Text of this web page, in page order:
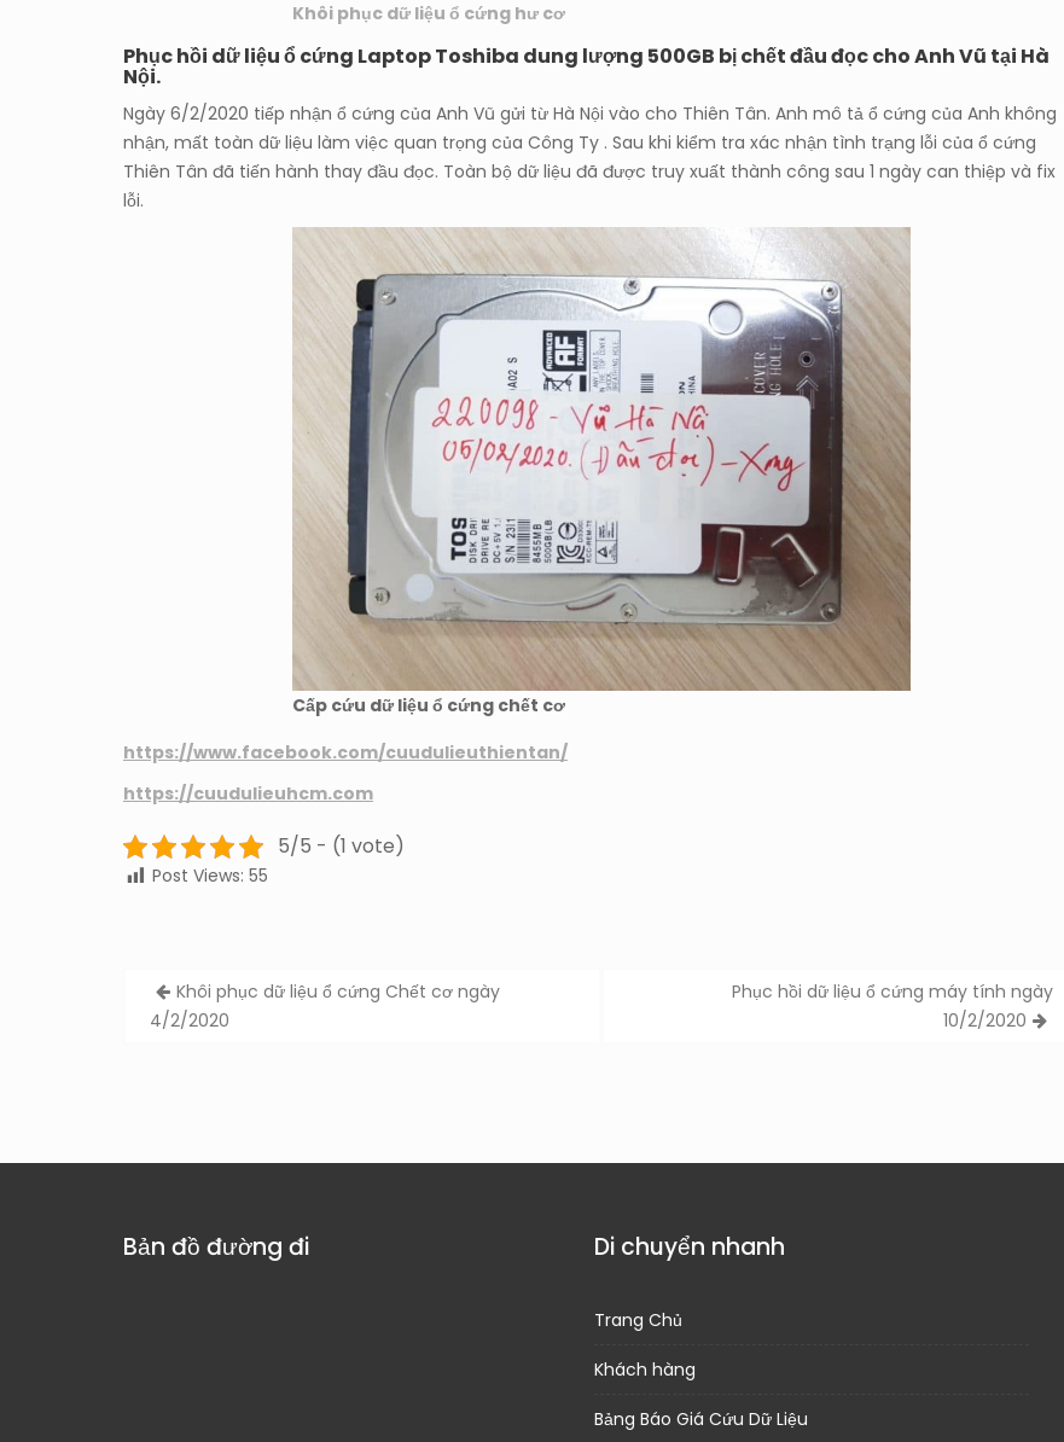
Khôi phục dữ liệu ổ cứng hư cơ
Phục hồi dữ liệu ổ cứng Laptop Toshiba dung lượng 500GB bị chết đầu đọc cho Anh Vũ tại Hà
Nội.
Ngày 6/2/2020 tiếp nhận ổ cứng của Anh Vũ gửi từ Hà Nội vào cho Thiên Tân. Anh mô tả ổ cứng của Anh không
nhận, mất toàn dữ liệu làm việc quan trọng của Công Ty . Sau khi kiểm tra xác nhận tình trạng lỗi của ổ cứng
Thiên Tân đã tiến hành thay đầu đọc. Toàn bộ dữ liệu đã được truy xuất thành công sau 1 ngày can thiệp và fix
lỗi.
Cấp cứu dữ liệu ổ cứng chết cơ
https://www.facebook.com/cuudulieuthientan/
https://cuudulieuhcm.com
5/5 - (1 vote)
Post Views: 55
Post
navigation
Khôi phục dữ liệu ổ cứng Chết cơ ngày
4/2/2020
Phục hồi dữ liệu ổ cứng máy tính ngày
10/2/2020
Bản đồ đường đi Di chuyển nhanh
Trang Chủ
Khách hàng
Bảng Báo Giá Cứu Dữ Liệu